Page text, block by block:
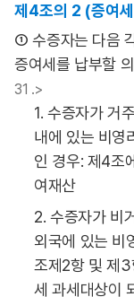
제4조의 2 (증여
① 수증자는 다음
증여세를 납부할
31 .>
1. 수증자가 거
내에 있는 비영
인 경우: 제4조
여재산
2. 수증자가 비
외국에 있는 비
조제2항 및 제3
세 과세대상이